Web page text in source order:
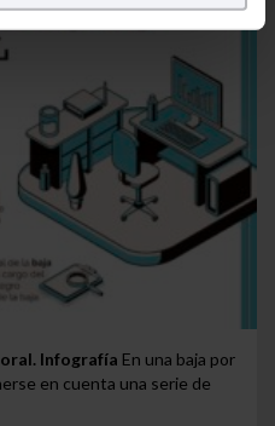
para denegar
imprescindibles.
las cookies y
quieras permitir en tu
ninguna utilizaremos
para la navegación.
Infografía En una baja por
en cuenta una serie de